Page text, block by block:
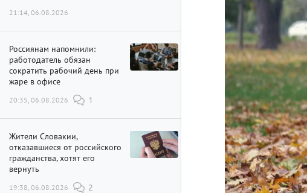
21:14, 06.08.2026
Россиянам напомнили:
работодатель обязан
сократить рабочий день при
жаре в офисе
20:35, 06.08.2026 1
Жители Словакии,
отказавшиеся от российского
гражданства, хотят его
вернуть
19:38, 06.08.2026 2